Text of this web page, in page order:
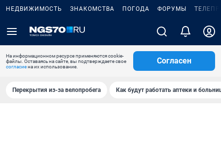
НЕДВИЖИМОСТЬ ЗНАКОМСТВА ПОГОДА ФОРУМЫ
На информационном ресурсе применяются cookie-
файлы. Оставаясь на сайте, вы подтверждаете свое
согласиена их использование.
Согласен
Перекрытия из-за велопробега Как будут работать аптеки и